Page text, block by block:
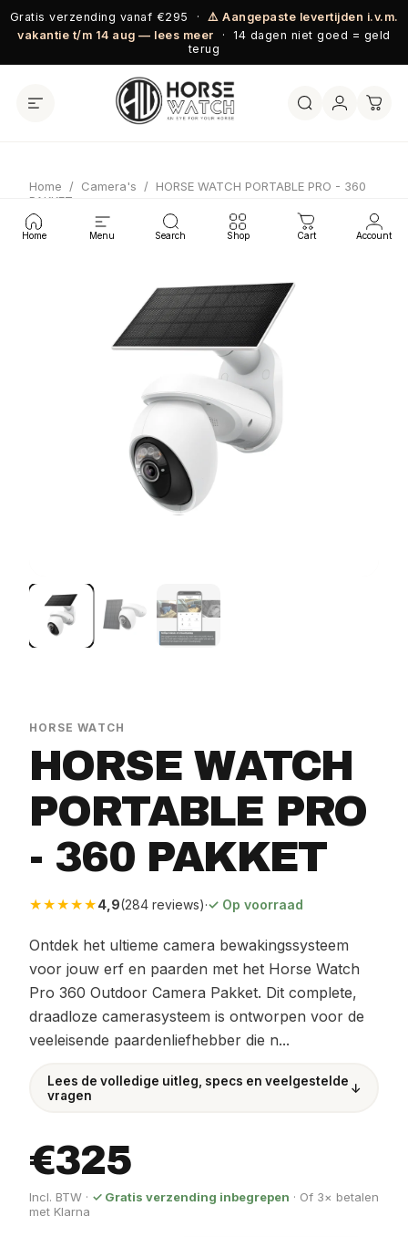
Ga naar inhoud
Gratis verzending vanaf €295 · ⚠️ Aangepaste levertijden i.v.m.
vakantie t/m 14 aug — lees meer · 14 dagen niet goed = geld
terug
Home Menu Search Shop Cart Account
Home / Camera's / HORSE WATCH PORTABLE PRO - 360
PAKKET
HORSE WATCH
HORSE WATCH
PORTABLE PRO
- 360 PAKKET
★★★★★4,9(284 reviews)·✓ Op voorraad
Ontdek het ultieme camera bewakingssysteem
voor jouw erf en paarden met het Horse Watch
Pro 360 Outdoor Camera Pakket. Dit complete,
draadloze camerasysteem is ontworpen voor de
veeleisende paardenliefhebber die n...
Lees de volledige uitleg, specs en veelgestelde
vragen
↓
€325
Incl. BTW · ✓ Gratis verzending inbegrepen · Of 3× betalen
met Klarna